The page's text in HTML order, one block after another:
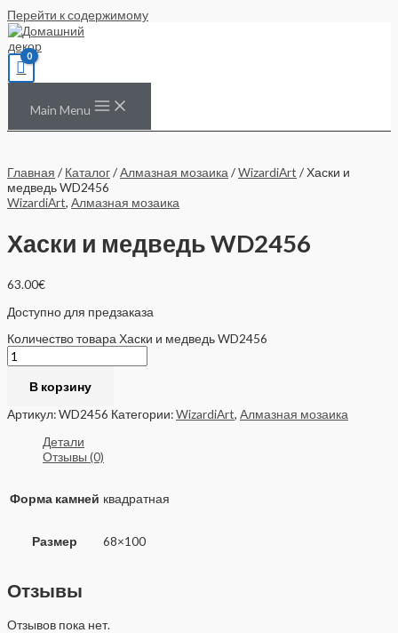
Перейти к содержимому
Main Menu
Главная / Каталог/Алмазная мозаика/WizardiArt / Хаски и
медведь WD2456
WizardiArt, Алмазная мозаика
Хаски и медведь WD2456
63.00€
Доступно для предзаказа
Количество товара Хаски и медведь WD2456
В корзину
Артикул:WD2456 Категории:WizardiArt, Алмазная мозаика
Детали
Отзывы (0)
Форма камней квадратная
Размер 68×100
Отзывы
Отзывов пока нет.